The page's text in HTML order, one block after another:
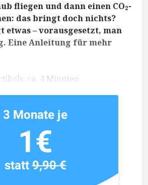
fliegen und dann einen CO₂-
das bringt doch nichts?
etwas – vorausgesetzt, man
Eine Anleitung für mehr
ca. 4 Minuten
3 Monate je
1€
statt9,90 €